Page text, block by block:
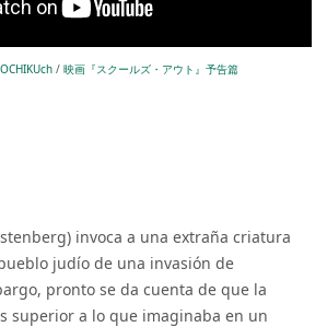
/映画『スクールズ・アウト』予告篇
invoca a una extraña criatura
judío de una invasión de
pronto se da cuenta de que la
superior a lo que imaginaba en un